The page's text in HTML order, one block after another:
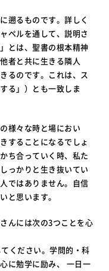
遡るものです。詳しく
ペルを通して、説明さ
とは、聖書の根本精神
者と共に生きる隣人
るのです。これは、ス
る」）とも一致しま
様々な時と場におい
することになるでしょ
ち合っていく時、私た
っかりと生き抜いてい
ではありません。自信
と思います。
んには次の3つことを心
ください。学問的・科
に勉学に励み、 一日一